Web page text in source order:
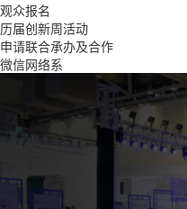
观众报名
历届创新周活动
申请联合承办及合作
微信网络系